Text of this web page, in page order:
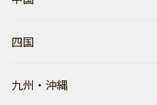
四国
九州・沖縄